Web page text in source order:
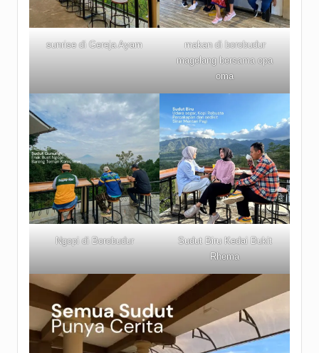
sunrise di Gereja Ayam
makan di borobudur
magelang bersama opa
oma
Ngopi di Borobudur
Sudut Biru Kedai Bukit
Rhema